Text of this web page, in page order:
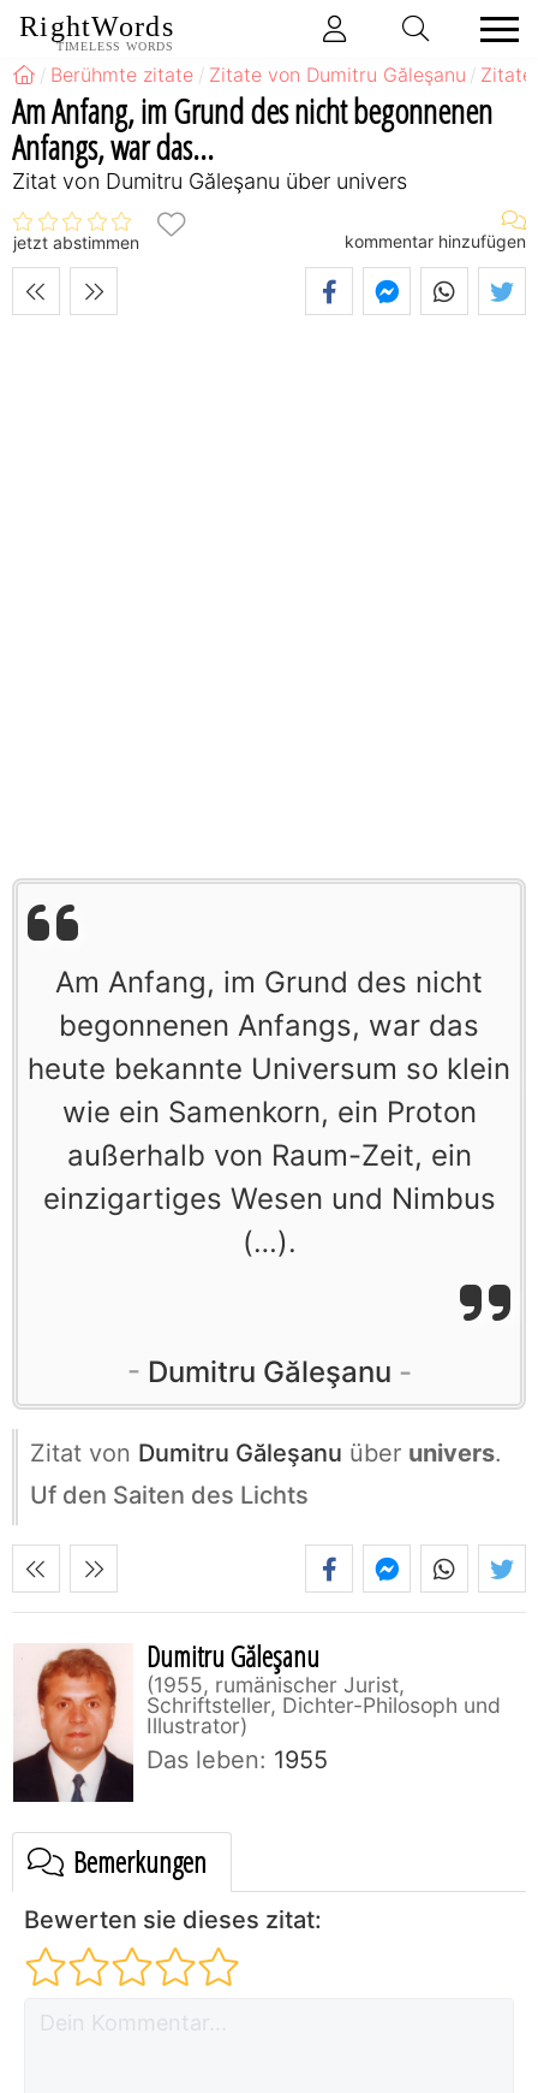
RightWords
TIMELESS WORDS
Berühmte zitate Zitate von Dumitru Găleşanu Zitate
Am Anfang, im Grund des nicht begonnenen
Anfangs, war das...
Zitat von Dumitru Găleşanu über univers
jetzt abstimmen kommentar hinzufügen
Am Anfang, im Grund des nicht
begonnenen Anfangs, war das
heute bekannte Universum so klein
wie ein Samenkorn, ein Proton
außerhalb von Raum-Zeit, ein
einzigartiges Wesen und Nimbus
(…).
Dumitru Găleşanu
Zitat von Dumitru Găleşanu über univers.
Uf den Saiten des Lichts
Dumitru Găleşanu
1955, rumänischer Jurist,
Schriftsteller, Dichter-Philosoph und
Illustrator
Das leben: 1955
Bemerkungen
Bewerten sie dieses zitat: